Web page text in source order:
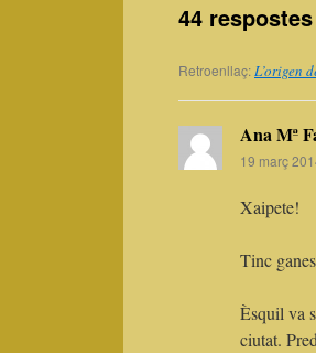
44
Retroenllaç:L’origen
Ana Mª
19 març
Xaipete!
Tinc
Èsquil va
ciutat.